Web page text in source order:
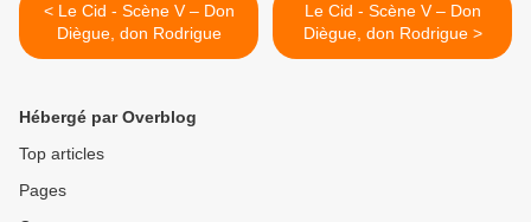
< Le Cid - Scène V – Don
Diègue, don Rodrigue
Le Cid - Scène V – Don
Diègue, don Rodrigue >
Hébergé par Overblog
Top articles
Pages